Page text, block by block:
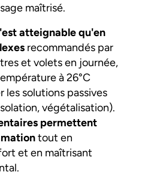
maîtrisé.
atteignable qu'en
recommandés par
et volets en journée,
à 26°C
les solutions passives
végétalisation).
permettent
tout en
et en maîtrisant